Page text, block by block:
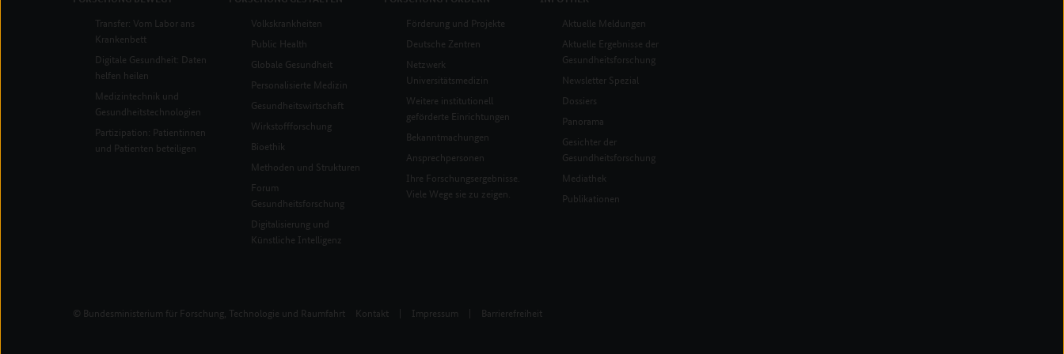
Transfer: Vom Labor ans
Krankenbett
Digitale Gesundheit: Daten
helfen heilen
Medizintechnik und
Gesundheitstechnologien
Partizipation: Patientinnen
und Patienten beteiligen
Volkskrankheiten
Public Health
Globale Gesundheit
Personalisierte Medizin
Gesundheitswirtschaft
Wirkstoffforschung
Bioethik
Methoden und Strukturen
Forum
Gesundheitsforschung
Digitalisierung und
Künstliche Intelligenz
Förderung und Projekte
Deutsche Zentren
Netzwerk
Universitätsmedizin
Weitere institutionell
geförderte Einrichtungen
Bekanntmachungen
Ansprechpersonen
Ihre Forschungsergebnisse.
Viele Wege sie zu zeigen.
Aktuelle Meldungen
Aktuelle Ergebnisse der
Gesundheitsforschung
Newsletter Spezial
Dossiers
Panorama
Gesichter der
Gesundheitsforschung
Mediathek
Publikationen
© Bundesministerium für Forschung, Technologie und Raumfahrt Kontakt | Impressum | Barrierefreiheit